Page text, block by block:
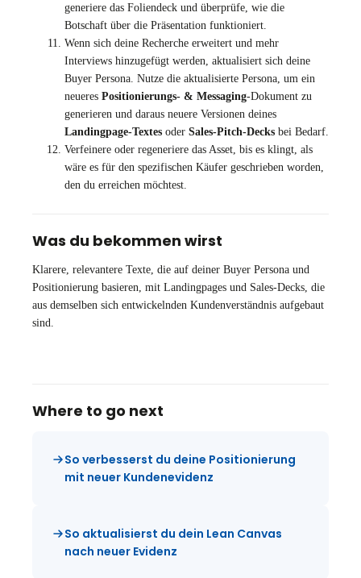
generiere das Foliendeck und überprüfe, wie die
Botschaft über die Präsentation funktioniert.
Wenn sich deine Recherche erweitert und mehr
Interviews hinzugefügt werden, aktualisiert sich deine
Buyer Persona. Nutze die aktualisierte Persona, um ein
neueres Positionierungs- & Messaging-Dokument zu
generieren und daraus neuere Versionen deines
Landingpage-Textes oder Sales-Pitch-Decks bei Bedarf.
Verfeinere oder regeneriere das Asset, bis es klingt, als
wäre es für den spezifischen Käufer geschrieben worden,
den du erreichen möchtest.
Was du bekommen wirst
Klarere, relevantere Texte, die auf deiner Buyer Persona und
Positionierung basieren, mit Landingpages und Sales-Decks, die
aus demselben sich entwickelnden Kundenverständnis aufgebaut
sind.
Where to go next
So verbesserst du deine Positionierung
mit neuer Kundenevidenz
So aktualisierst du dein Lean Canvas
nach neuer Evidenz